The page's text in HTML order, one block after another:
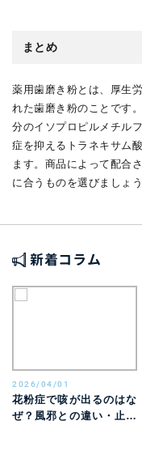
まとめ
薬用歯磨き粉とは、厚生
れた歯磨き粉のことです
分のイソプロピルメチル
症を抑えるトラネキサム
ます。商品によって配合
に合うものを選びましょう
新着コラム
2026/04/01
花粉症で咳が出るのはな
ぜ？風邪との違い・止ま